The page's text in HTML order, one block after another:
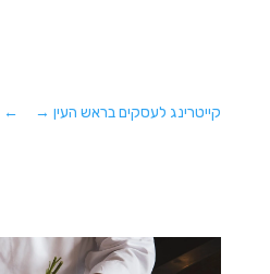
← קייטרינג לעסקים בראש העין→